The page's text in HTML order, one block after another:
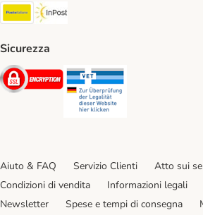
Poste Italiane. Shipping Method
Sicurezza
Security
Aiuto & FAQ Servizio Clienti
Atto sui
Condizioni di vendita
Informazioni legali
Newsletter
Spese e tempi di consegna